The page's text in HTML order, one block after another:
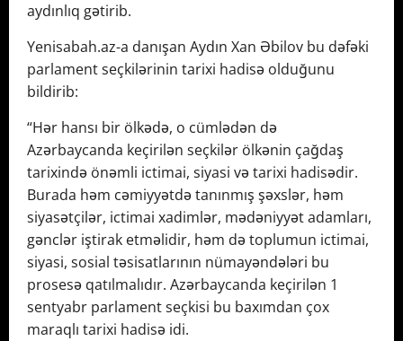
aydınlıq gətirib.
Yenisabah.az-a danışan Aydın Xan Əbilov bu dəfəki
parlament seçkilərinin tarixi hadisə olduğunu
bildirib:
“Hər hansı bir ölkədə, o cümlədən də
Azərbaycanda keçirilən seçkilər ölkənin çağdaş
tarixində önəmli ictimai, siyasi və tarixi hadisədir.
Burada həm cəmiyyətdə tanınmış şəxslər, həm
siyasətçilər, ictimai xadimlər, mədəniyyət adamları,
gənclər iştirak etməlidir, həm də toplumun ictimai,
siyasi, sosial təsisatlarının nümayəndələri bu
prosesə qatılmalıdır. Azərbaycanda keçirilən 1
sentyabr parlament seçkisi bu baxımdan çox
maraqlı tarixi hadisə idi.